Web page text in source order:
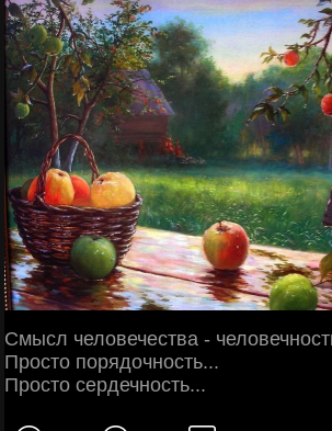
Смысл человечества -
Просто порядочность...
Просто сердечность...